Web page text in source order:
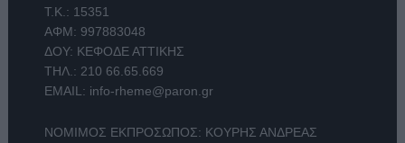
Τ.Κ.: 15351
ΑΦΜ: 997883048
ΔΟΥ: ΚΕΦΟΔΕ ΑΤΤΙΚΗΣ
ΤΗΛ.: 210 66.65.669
EMAIL: info-rheme@paron.gr
ΝΟΜΙΜΟΣ ΕΚΠΡΟΣΩΠΟΣ: ΚΟΥΡΗΣ ΑΝΔΡΕΑΣ